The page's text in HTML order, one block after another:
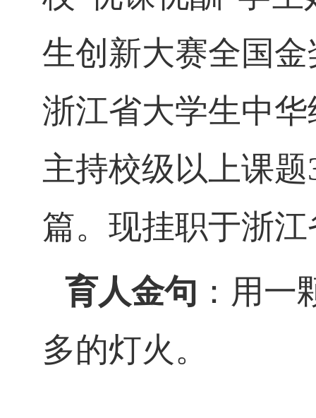
生创新大赛全国
浙江省大学生中
主持校级以上课题
篇。现挂职于浙
育人金句 ：用
多的灯火。